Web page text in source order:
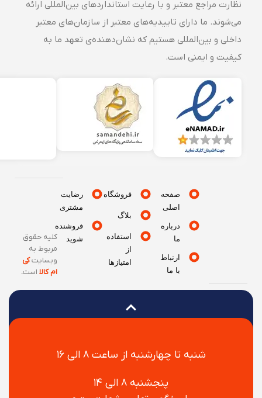
نظارت مراجع معتبر و با رعایت استانداردهای بین‌المللی ارائه
می‌شوند. ما دارای تاییدیه‌های معتبر از سازمان‌های معتبر
داخلی و بین‌المللی هستیم که نشان‌دهنده‌ی تعهد ما به
کیفیت و ایمنی است.
شنبه تا چهارشنبه از ساعت ۸ الی ۱۶
پنجشنبه ۸ الی ۱۴
صفحه
درباره
ارتباط
فروشگاه
بلاگ
استفاده
رضایت
فروشنده
کلیه حقوق
مربوط به
وبسایتکی
است